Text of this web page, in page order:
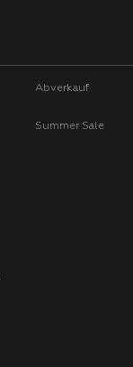
Abverkauf
Summer Sale